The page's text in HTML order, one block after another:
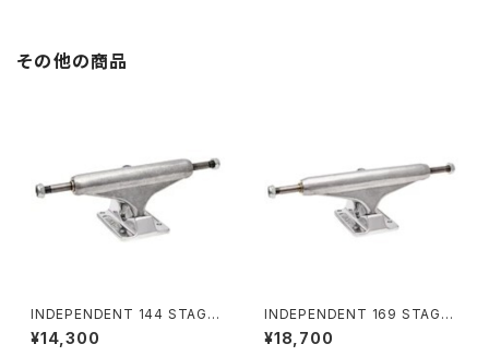
その他の商品
INDEPENDENT 144 STAGE
11 FORGED HOLLOW SILVE
R STANDARD SKATEBOAR
¥14,300
INDEPENDENT 169 STAGE
11 FORGED TITANIUM STA
NDARD SKATEBOARD TRU
¥18,700